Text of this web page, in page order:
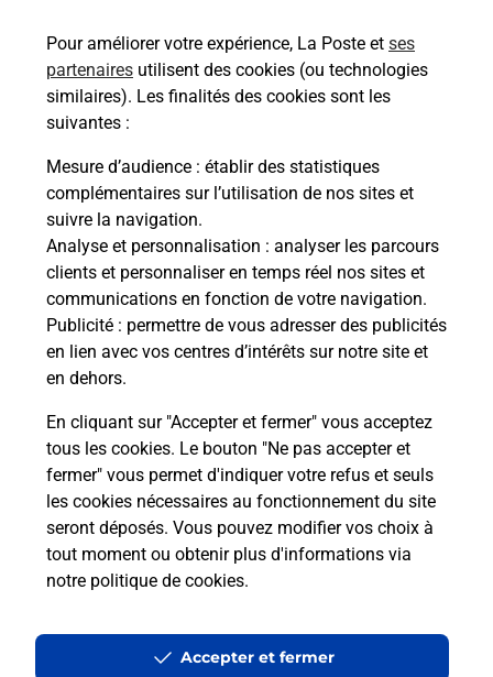
Pour améliorer votre expérience, La Poste et ses
partenaires utilisent des cookies (ou technologies
similaires). Les finalités des cookies sont les
suivantes :
Mesure d’audience : établir des statistiques
complémentaires sur l’utilisation de nos sites et
suivre la navigation.
Analyse et personnalisation : analyser les parcours
clients et personnaliser en temps réel nos sites et
communications en fonction de votre navigation.
Publicité : permettre de vous adresser des publicités
en lien avec vos centres d’intérêts sur notre site et
en dehors.
En cliquant sur "Accepter et fermer" vous acceptez
tous les cookies. Le bouton "Ne pas accepter et
fermer" vous permet d'indiquer votre refus et seuls
les cookies nécessaires au fonctionnement du site
seront déposés. Vous pouvez modifier vos choix à
tout moment ou obtenir plus d'informations via
notre politique de cookies.
Accepter et fermer
20 Rue Principale
67140 Gertwiller
Boîte aux lettres La Poste
Prochaine collecte du courriersamedi à 09h00
2 Route De Bourgheim
67140 Gertwiller
Le lien s'ouvre dans un nouvel onglet
Localiser Liste Boîtes aux lettres Bas-Rhin Gertwiller
Accessibilité : partiellement conforme